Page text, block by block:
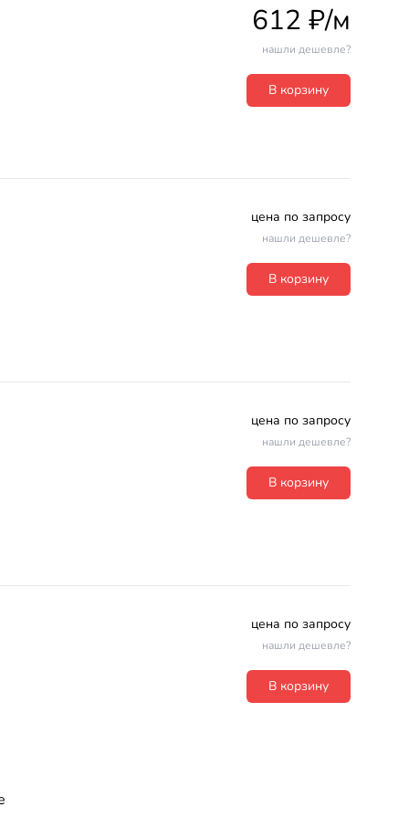
612 ₽/м
нашли дешевле?
В корзину
цена по запросу
нашли дешевле?
В корзину
цена по запросу
нашли дешевле?
В корзину
цена по запросу
нашли дешевле?
В корзину